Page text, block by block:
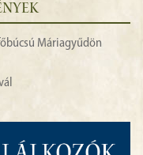
Máriagyűdön